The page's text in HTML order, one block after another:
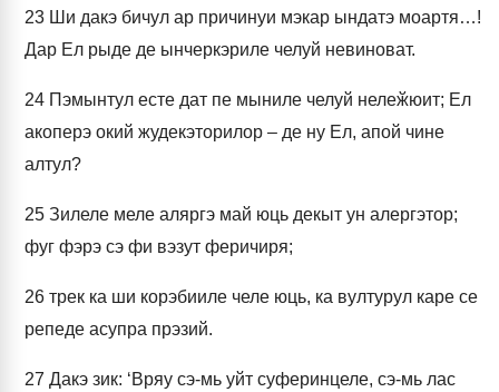
23 Ши дакэ бичул ар причинуи мэкар ындатэ моартя…!
Дар Ел рыде де ынчеркэриле челуй невиноват.
24 Пэмынтул есте дат пе мыниле челуй нелеӂюит; Ел
акоперэ окий жудекэторилор – де ну Ел, апой чине
алтул?
25 Зилеле меле аляргэ май юць декыт ун алергэтор;
фуг фэрэ сэ фи вэзут феричиря;
26 трек ка ши корэбииле челе юць, ка вултурул каре се
репеде асупра прэзий.
27 Дакэ зик: ‘Вряу сэ-мь уйт суферинцеле, сэ-мь лас